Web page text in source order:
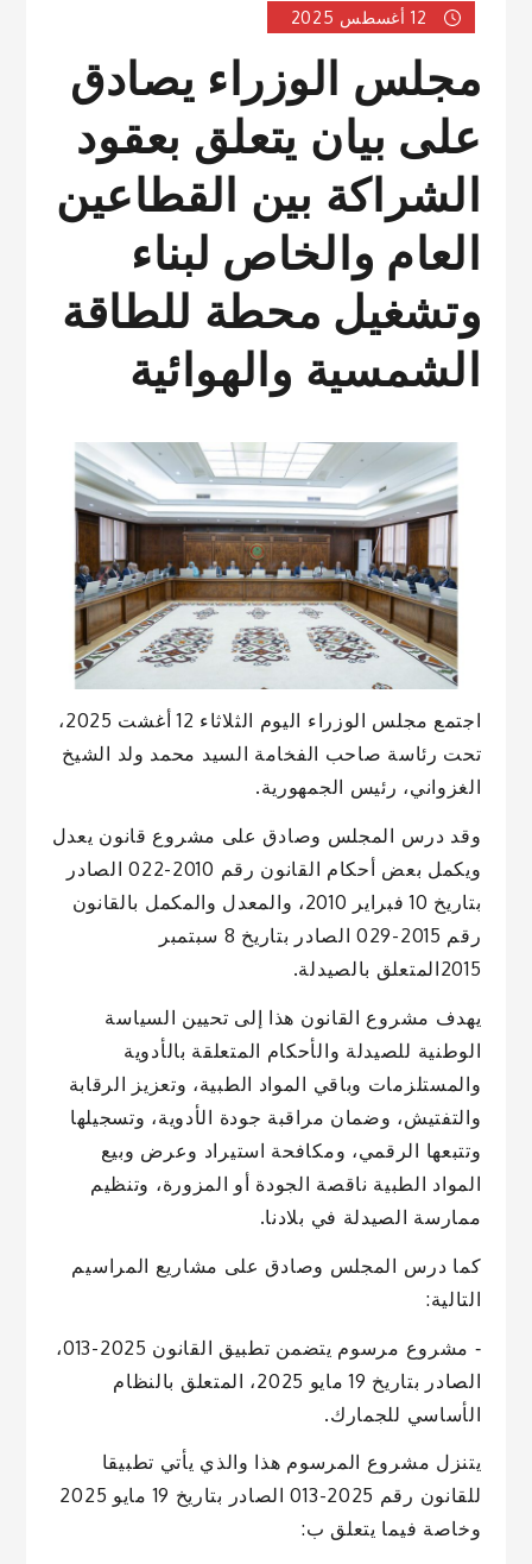
12 أغسطس 2025
مجلس الوزراء يصادق
على بيان يتعلق بعقود
الشراكة بين القطاعين
العام والخاص لبناء
وتشغيل محطة للطاقة
الشمسية والهوائية
اجتمع مجلس الوزراء اليوم الثلاثاء 12 أغشت 2025،
تحت رئاسة صاحب الفخامة السيد محمد ولد الشيخ
الغزواني، رئيس الجمهورية.
وقد درس المجلس وصادق على مشروع قانون يعدل
ويكمل بعض أحكام القانون رقم 2010-022 الصادر
بتاريخ 10 فبراير 2010، والمعدل والمكمل بالقانون
رقم 2015-029 الصادر بتاريخ 8 سبتمبر
2015المتعلق بالصيدلة.
يهدف مشروع القانون هذا إلى تحيين السياسة
الوطنية للصيدلة والأحكام المتعلقة بالأدوية
والمستلزمات وباقي المواد الطبية، وتعزيز الرقابة
والتفتيش، وضمان مراقبة جودة الأدوية، وتسجيلها
وتتبعها الرقمي، ومكافحة استيراد وعرض وبيع
المواد الطبية ناقصة الجودة أو المزورة، وتنظيم
ممارسة الصيدلة في بلادنا.
كما درس المجلس وصادق على مشاريع المراسيم
التالية:
‐ مشروع مرسوم يتضمن تطبيق القانون 2025-013،
الصادر بتاريخ 19 مايو 2025، المتعلق بالنظام
الأساسي للجمارك.
يتنزل مشروع المرسوم هذا والذي يأتي تطبيقا
للقانون رقم 2025-013 الصادر بتاريخ 19 مايو 2025
وخاصة فيما يتعلق ب: